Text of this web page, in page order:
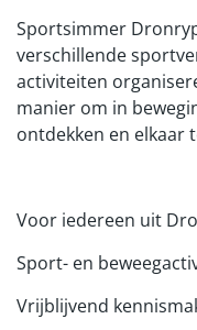
Sportsimmer
verschillende
activiteiten
manier om in
ontdekken en elkaar
Voor iedereen uit
Sport- en
Vrijblijvend